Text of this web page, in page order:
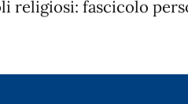
religiosi: fascicolo